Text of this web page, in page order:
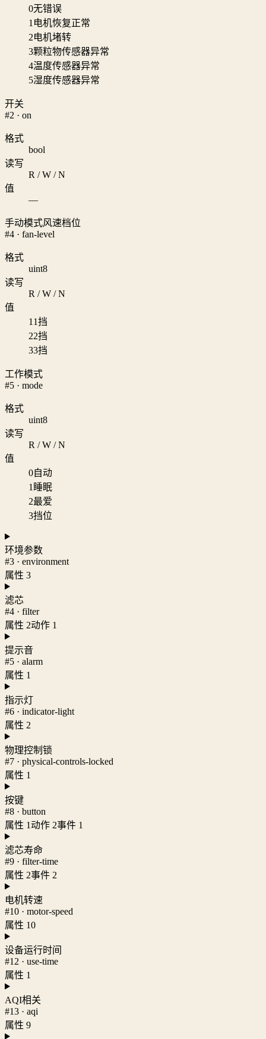
0无错误
1 电机恢复正常
2电机堵转
3颗粒物传感器异常
4温度传感器异常
5湿度传感器异常
开关
#2 · on
格式
bool
读写
R / W / N
值
—
手动模式风速档位
#4 · fan-level
格式
uint8
读写
R / W / N
值
1 1挡
22挡
33挡
工作模式
#5 · mode
格式
uint8
读写
R / W / N
值
0自动
1 睡眠
2最爱
3挡位
环境参数
#3 · environment
属性 3
滤芯
#4 · filter
属性 2动作 1
提示音
#5 · alarm
属性 1
指示灯
#6 · indicator-light
属性 2
物理控制锁
#7 · physical-controls-locked
属性 1
按键
#8 · button
属性 1动作 2事件 1
滤芯寿命
#9 · filter-time
属性 2事件 2
电机转速
#10 · motor-speed
属性 10
设备运行时间
#12 · use-time
属性 1
AQI相关
#13 · aqi
属性 9